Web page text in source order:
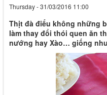
Thursday - 31/03/2016 11:00
Thịt đà điểu không những
làm thay đổi thói quen ăn
nướng hay Xào… giống